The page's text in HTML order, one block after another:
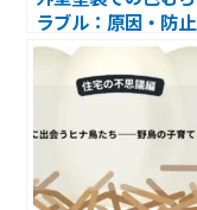
ラブル：原因・防止
策・対処法